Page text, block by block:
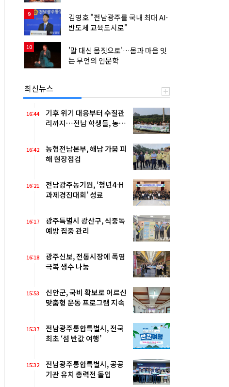
9
김영호 "전남광주를 국내 최대 AI·
반도체 교육도시로"
10
'말 대신 몸짓으로'…몸과 마음 잇
는 무언의 인문학
최신뉴스
16:44
기후 위기 대응부터 수질관
리까지…전남 학생들, 농어
16:42
농협전남본부, 해남 가뭄 피
해 현장점검
16:21
전남광주농기원, ‘청년4-H
과제경진대회’ 성료
16:17
광주특별시 광산구, 식중독
예방 집중 관리
16:18
광주신보, 전통시장에 폭염
극복 생수 나눔
15:53
신안군, 국비 확보로 어르신
맞춤형 운동 프로그램 지속
15:37
전남광주통합특별시, 전국
최초 ‘섬 반값 여행’
15:32
전남광주통합특별시, 공공
기관 유치 총력전 돌입